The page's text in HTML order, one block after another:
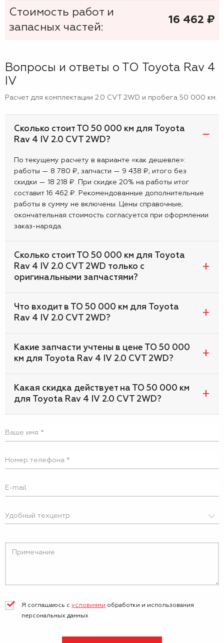
Стоимость работ и
запасных частей:
16 462 ₷
Вопросы и ответы о ТО Toyota Rav 4
IV
Расчет для комплектации 2.0 CVT 2WD и пробега 50 000 км.
Сколько стоит ТО 50 000 км для Toyota
Rav 4 IV 2.0 CVT 2WD?
По текущему расчету в варианте «как дешевле»:
работы — 8 780 ₽, запчасти — 9 438 ₽, итого без
скидки — 18 218 ₽. При скидке 20% на работы итог
составит 16 462 ₽. Рекомендованные дополнительные
работы в сумму не включены. Цены справочные;
окончательная стоимость согласуется при оформлении
заказ-наряда.
Сколько стоит ТО 50 000 км для Toyota
Rav 4 IV 2.0 CVT 2WD только с
оригинальными запчастями?
Что входит в ТО 50 000 км для Toyota
Rav 4 IV 2.0 CVT 2WD?
Какие запчасти учтены в цене ТО 50 000
км для Toyota Rav 4 IV 2.0 CVT 2WD?
Какая скидка действует на ТО 50 000 км
для Toyota Rav 4 IV 2.0 CVT 2WD?
Я соглашаюсь с условиями обработки и использования
персональных данных